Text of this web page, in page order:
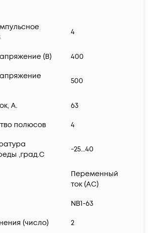
4
(В) 400
500
А. 63
полюсов 4
,град.C
-25...40
Переменный
ток (AC)
NB1-63
(число) 2